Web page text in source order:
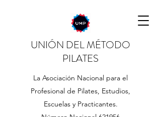
UNIÓN DEL MÉTODO
PILATES
La Asociación Nacional para el
Profesional de Pilates, Estudios,
Escuelas y Practicantes.